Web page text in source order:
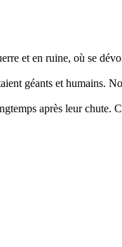
et en ruine, où se
géants et humains.
après leur chute.